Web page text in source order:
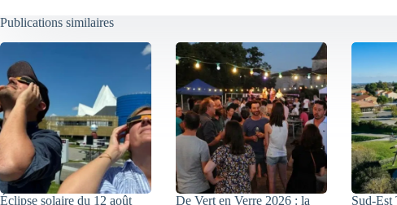
Publications similaires
Éclipse solaire du 12 août De Vert en Verre 2026 : la Sud-Est